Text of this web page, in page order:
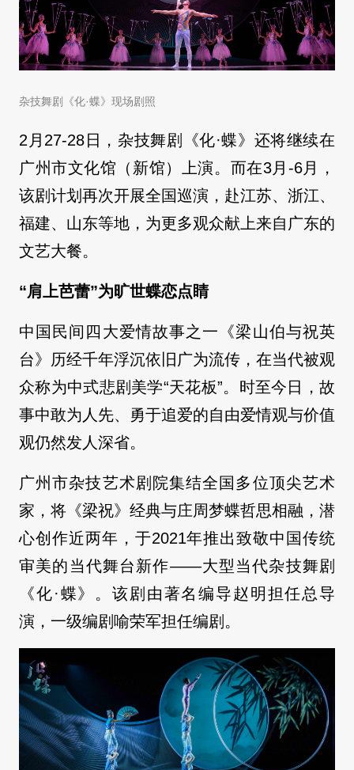
杂技舞剧《化·蝶》现场剧照
2月27-28日，杂技舞剧《化·蝶》还将继续在
广州市文化馆（新馆）上演。而在3月-6月，
该剧计划再次开展全国巡演，赴江苏、浙江、
福建、山东等地，为更多观众献上来自广东的
文艺大餐。
“肩上芭蕾”为旷世蝶恋点睛
中国民间四大爱情故事之一《梁山伯与祝英
台》历经千年浮沉依旧广为流传，在当代被观
众称为中式悲剧美学“天花板”。时至今日，故
事中敢为人先、勇于追爱的自由爱情观与价值
观仍然发人深省。
广州市杂技艺术剧院集结全国多位顶尖艺术
家，将《梁祝》经典与庄周梦蝶哲思相融，潜
心创作近两年，于2021年推出致敬中国传统
审美的当代舞台新作——大型当代杂技舞剧
《化·蝶》。该剧由著名编导赵明担任总导
演，一级编剧喻荣军担任编剧。